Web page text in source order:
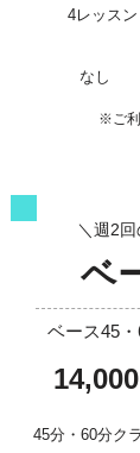
4レッスン
なし
※ご
＼週2
ベ
ベース45
14,000
45分・60分ク